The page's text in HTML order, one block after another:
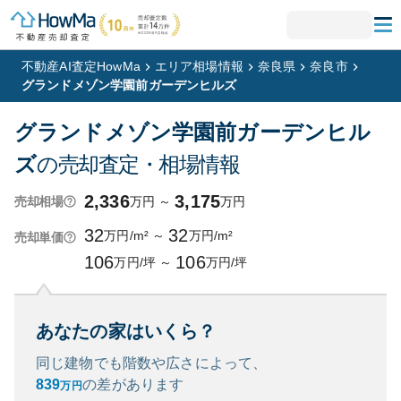
不動産AI査定HowMa エリア相場情報 奈良県
奈良市
グランドメゾン学園前ガーデンヒルズ
グランドメゾン学園前ガーデンヒル
ズの売却査定・相場情報
売却相場 2,336万円 ～ 3,175万円
売却単価 32万円/m² ～ 32万円/m²
106万円/坪 ～ 106万円/坪
あなたの家はいくら？
同じ建物でも階数や広さによって、
839万円の差があります